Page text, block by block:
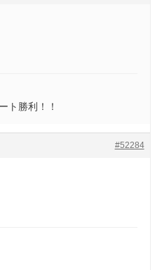
ト勝利！！
#52284